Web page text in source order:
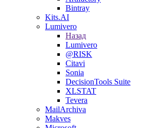
Bintray
Kits.AI
Lumivero
Назад
Lumivero
@RISK
Citavi
Sonia
DecisionTools Suite
XLSTAT
Tevera
MailArchiva
Makves